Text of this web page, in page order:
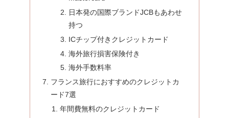
日本発の国際ブランドJCBもあわせ
持つ
ICチップ付きクレジットカード
海外旅行損害保険付き
海外手数料率
フランス旅行におすすめのクレジットカ
ード7選
年間費無料のクレジットカード